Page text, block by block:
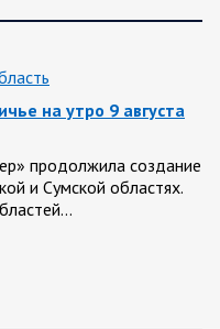
на утро 9 августа
продолжила создание
и Сумской областях.